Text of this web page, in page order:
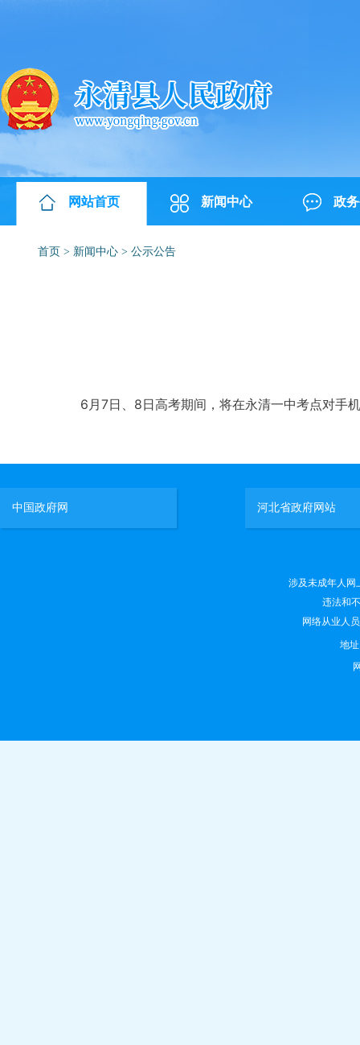
网站首页 新闻中心 政
首页 > 新闻中心 > 公示公告
6月7日、8日高考期间，将在永清一中考点对手
中国政府网 河北省政府网站
涉及未成年人网
违法和
网络从业人
地